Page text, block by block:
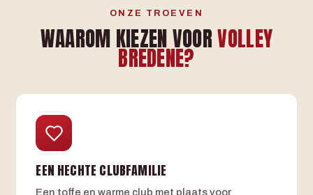
ONZE TROEVEN
WAAROM KIEZEN VOORVOLLEY
BREDENE?
EEN HECHTE CLUBFAMILIE
Een toffe en warme club met plaats voor